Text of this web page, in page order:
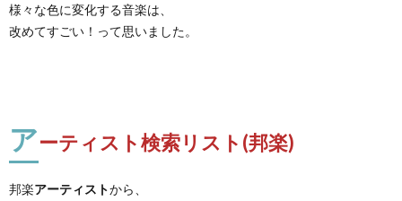
様々な色に変化する音楽は、
改めてすごい！って思いました。
アーティスト検索リスト(邦楽)
邦楽アーティストから、